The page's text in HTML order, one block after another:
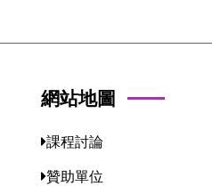
網站地圖
課程討論
贊助單位